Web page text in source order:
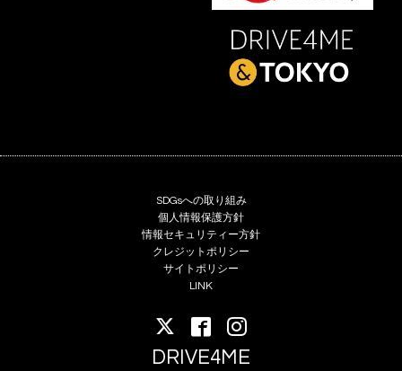
SDGsへの取り組み
個人情報保護方針
情報セキュリティー方針
クレジットポリシー
サイトポリシー
LINK
DRIVE4ME